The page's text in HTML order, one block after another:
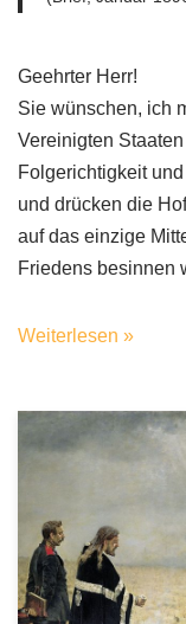
Geehrter Herr!
Sie wünschen, ich
Vereinigten
Folgerichtigkeit
und drücken die
auf das einzige
Friedens besinnen
Weiterlesen »